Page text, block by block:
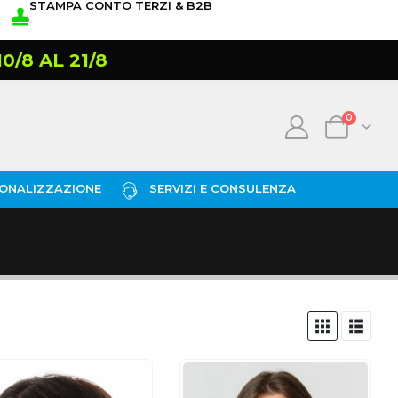
STAMPA CONTO TERZI & B2B
8 AL 21/8
0
SERVIZI E CONSULENZA